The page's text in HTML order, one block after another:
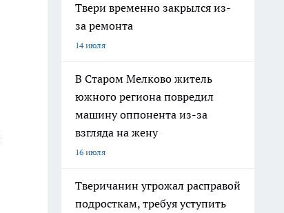
Твери временно закрылся из-
за ремонта
14 июля
В Старом Мелково житель
южного региона повредил
машину оппонента из-за
взгляда на жену
16 июля
Тверичанин угрожал расправой
подросткам, требуя уступить